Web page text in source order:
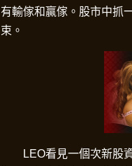
有輸傢和贏傢。股市中抓
束。
LEO看見一個次新股